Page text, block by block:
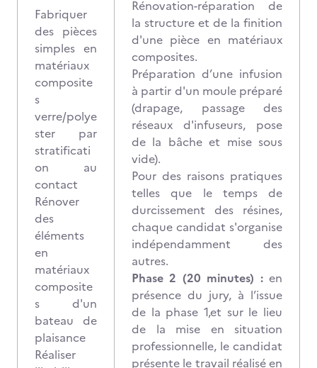
Fabriquer
des pièces
simples en
matériaux
composite
s
verre/polye
ster par
stratificati
on au
contact
Rénover
des
éléments
en
matériaux
composite
s d'un
bateau de
plaisance
Réaliser
Rénovation-réparation de
la structure et de la finition
d'une pièce en matériaux
composites.
Préparation d’une infusion
à partir d'un moule préparé
(drapage, passage des
réseaux d'infuseurs, pose
de la bâche et mise sous
vide).
Pour des raisons pratiques
telles que le temps de
durcissement des résines,
chaque candidat s'organise
indépendamment des
autres.
Phase 2 (20 minutes) :en
présence du jury, à l’issue
de la phase 1,et sur le lieu
de la mise en situation
professionnelle, le candidat
présente le travail réalisé en